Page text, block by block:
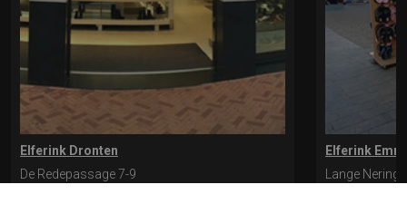
Elferink Dronten
De Redepassage 7-9
Elferink
Lange Nering